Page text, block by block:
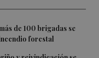
de 100 brigadas se
forestal